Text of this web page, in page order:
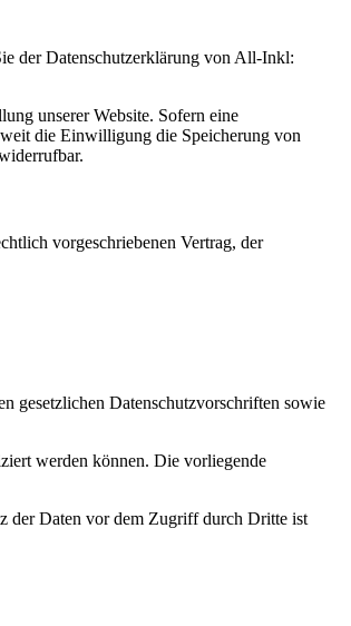
der Datenschutzerklärung von All-Inkl:
unserer Website. Sofern eine
die Einwilligung die Speicherung von
vorgeschriebenen Vertrag, der
gesetzlichen Datenschutzvorschriften sowie
werden können. Die vorliegende
der Daten vor dem Zugriff durch Dritte ist